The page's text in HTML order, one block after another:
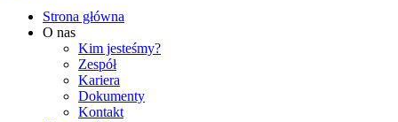
Strona główna
O nas
Kim jesteśmy?
Zespół
Kariera
Dokumenty
Kontakt